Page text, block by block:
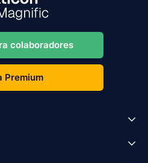
colaboradores
Premium